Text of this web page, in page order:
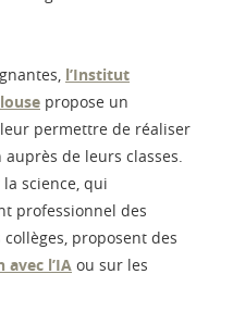
l’Institut
propose un
permettre de réaliser
de leurs classes.
science, qui
professionnel des
proposent des
avec l’IA ou sur les